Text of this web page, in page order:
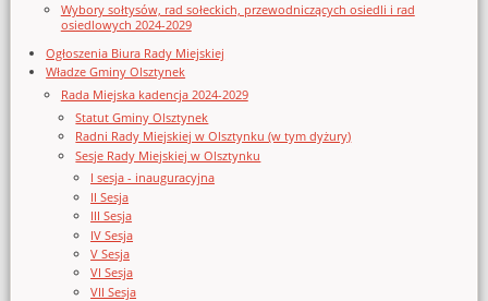
Wybory sołtysów, rad sołeckich, przewodniczących osiedli i rad
osiedlowych 2024-2029
Ogłoszenia Biura Rady Miejskiej
Władze Gminy Olsztynek
Rada Miejska kadencja 2024-2029
Statut Gminy Olsztynek
Radni Rady Miejskiej w Olsztynku (w tym dyżury)
Sesje Rady Miejskiej w Olsztynku
I sesja - inauguracyjna
II Sesja
III Sesja
IV Sesja
V Sesja
VI Sesja
VII Sesja